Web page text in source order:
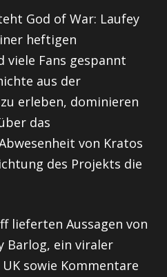
God of War: Laufey
heftigen
viele Fans gespannt
aus der
erleben, dominieren
das
von Kratos
des Projekts die
lieferten Aussagen von
Barlog, ein viraler
sowie Kommentare